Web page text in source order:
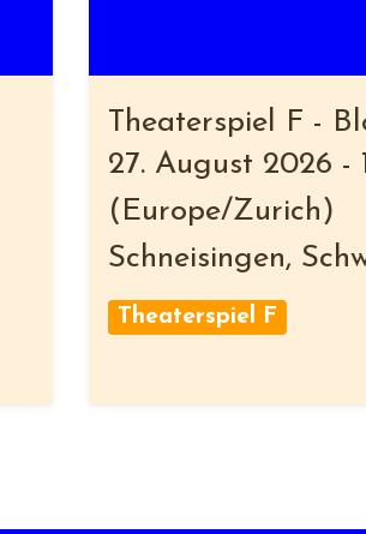
Theaterspiel F -
27. August 2026 -
( Europe/Zurich )
Schneisingen,
Theaterspiel F